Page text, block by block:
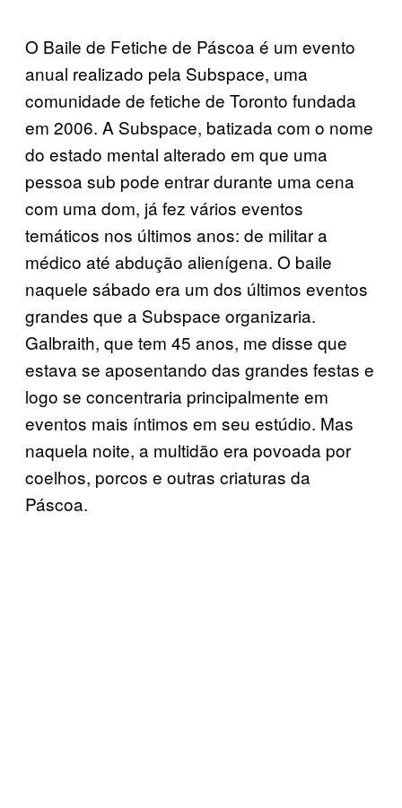
O Baile de Fetiche de Páscoa é um evento
anual realizado pela Subspace, uma
comunidade de fetiche de Toronto fundada
em 2006. A Subspace, batizada com o nome
do estado mental alterado em que uma
pessoa sub pode entrar durante uma cena
com uma dom, já fez vários eventos
temáticos nos últimos anos: de militar a
médico até abdução alienígena. O baile
naquele sábado era um dos últimos eventos
grandes que a Subspace organizaria.
Galbraith, que tem 45 anos, me disse que
estava se aposentando das grandes festas e
logo se concentraria principalmente em
eventos mais íntimos em seu estúdio. Mas
naquela noite, a multidão era povoada por
coelhos, porcos e outras criaturas da
Páscoa.